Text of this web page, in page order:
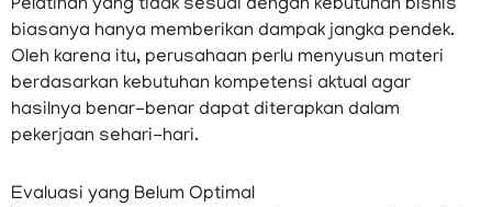
Pelatihan yang tidak sesuai dengan kebutuhan bisnis
biasanya hanya memberikan dampak jangka pendek.
Oleh karena itu, perusahaan perlu menyusun materi
berdasarkan kebutuhan kompetensi aktual agar
hasilnya benar-benar dapat diterapkan dalam
pekerjaan sehari-hari.
Evaluasi yang Belum Optimal